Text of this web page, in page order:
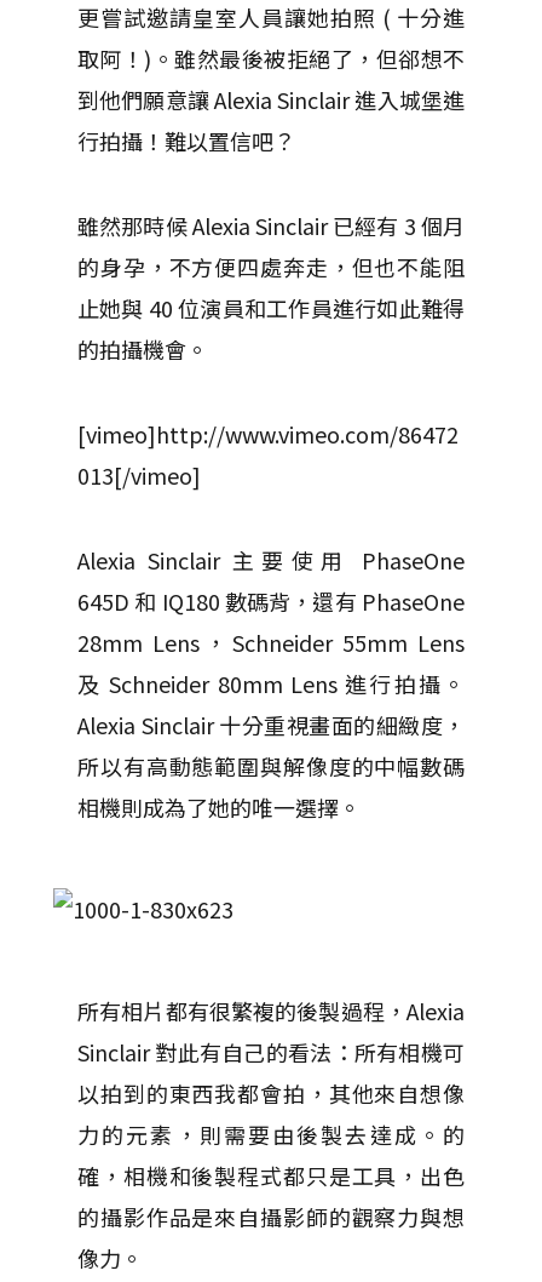
更嘗試邀請皇室人員讓她拍照 ( 十分進
取阿！)。雖然最後被拒絕了，但郤想不
到他們願意讓 Alexia Sinclair 進入城堡進
行拍攝！難以置信吧？
雖然那時候 Alexia Sinclair 已經有 3 個月
的身孕，不方便四處奔走，但也不能阻
止她與 40 位演員和工作員進行如此難得
的拍攝機會。
[vimeo]http://www.vimeo.com/86472
013[/vimeo]
Alexia Sinclair 主要使用 PhaseOne
645D 和 IQ180 數碼背，還有 PhaseOne
28mm Lens，Schneider 55mm Lens
及 Schneider 80mm Lens 進行拍攝。
Alexia Sinclair 十分重視畫面的細緻度，
所以有高動態範圍與解像度的中幅數碼
相機則成為了她的唯一選擇。
所有相片都有很繁複的後製過程，Alexia
Sinclair 對此有自己的看法：所有相機可
以拍到的東西我都會拍，其他來自想像
力的元素，則需要由後製去達成。的
確，相機和後製程式都只是工具，出色
的攝影作品是來自攝影師的觀察力與想
像力。